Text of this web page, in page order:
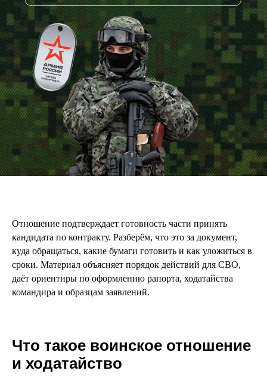
Отношение подтверждает готовность части принять
кандидата по контракту. Разберём, что это за документ,
куда обращаться, какие бумаги готовить и как уложиться в
сроки. Материал объясняет порядок действий для СВО,
даёт ориентиры по оформлению рапорта, ходатайства
командира и образцам заявлений.
Что такое воинское отношение
и ходатайство